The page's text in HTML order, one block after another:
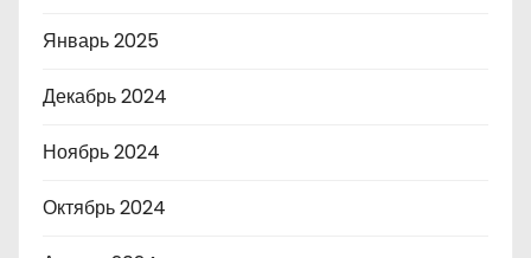
Январь 2025
Декабрь 2024
Ноябрь 2024
Октябрь 2024